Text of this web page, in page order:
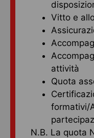
Vitto e
attività
Quota
formativi/
N.B. La quota